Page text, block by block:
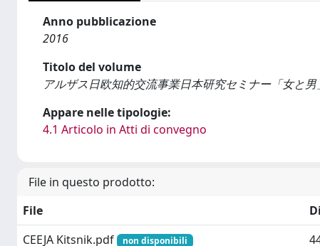
Anno pubblicazione
2016
Titolo del volume
アルザス日欧知的交流事業日本研究セミナー「女と
Appare nelle tipologie:
4.1 Articolo in Atti di convegno
File in questo prodotto:
File
CEEJA Kitsnik.pdf
non disponibili